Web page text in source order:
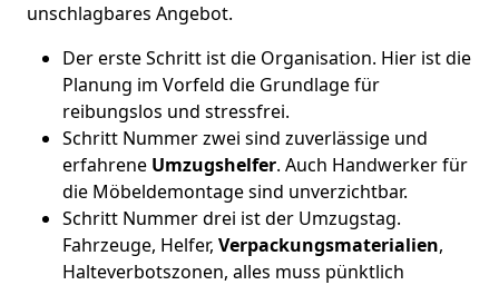
unschlagbares Angebot.
Der erste Schritt ist die Organisation. Hier ist die
Planung im Vorfeld die Grundlage für
reibungslos und stressfrei.
Schritt Nummer zwei sind zuverlässige und
erfahrene Umzugshelfer. Auch Handwerker für
die Möbeldemontage sind unverzichtbar.
Schritt Nummer drei ist der Umzugstag.
Fahrzeuge, Helfer, Verpackungsmaterialien,
Halteverbotszonen, alles muss pünktlich